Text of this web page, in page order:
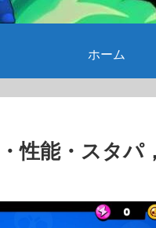
ホーム
性能・スタパ